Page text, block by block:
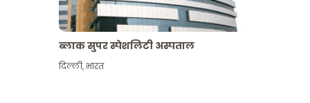
ब्लाक सुपर स्पेशलिटी अस्पताल
दिल्ली,भारत